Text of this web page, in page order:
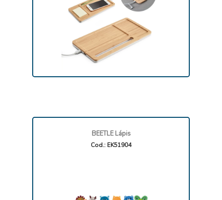
BEETLE Lápis
Cod.: EK51904